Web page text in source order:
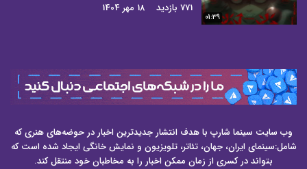
01:39
771 بازدید
18 مهر 1404
وب سایت سینما شارپ با هدف انتشار جدیدترین اخبار در حوضه‌های هنری که
شامل:سینمای ایران، جهان، تئاتر، تلویزیون و نمایش خانگی ایجاد شده است که
بتواند در کسری از زمان ممکن اخبار را به مخاطبان خود منتقل کند.